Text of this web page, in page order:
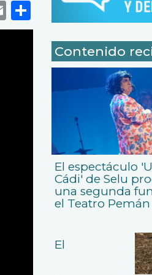
Email
Share
Contenido
El espectáculo
Cádi' de Selu
una segunda
el Teatro Pemán
El